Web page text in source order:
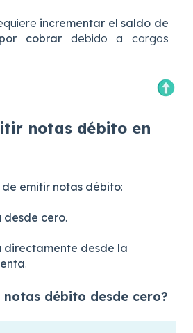
incrementar el saldo de
cobrardebido a cargos
notas débito en
de emitir notas débito:
desde cero.
directamente desde la
.
notas débito desde cero?